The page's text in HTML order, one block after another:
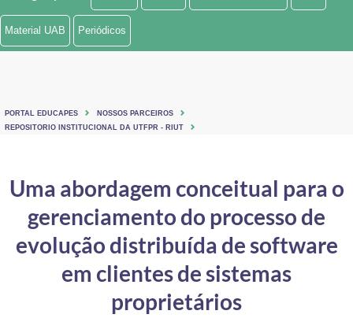
Ministério de Minas e Energia
Ministério do Turismo
Controladoria-Geral da União
Ministério da Mulher, da Família e dos Direitos Humanos
Material UAB Periódicos
PORTAL EDUCAPES
NOSSOS PARCEIROS
REPOSITORIO INSTITUCIONAL DA UTFPR - RIUT
Uma abordagem conceitual para o
gerenciamento do processo de
evolução distribuída de software
em clientes de sistemas
proprietários